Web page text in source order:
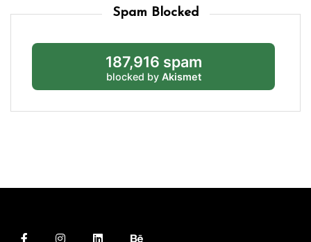
Spam Blocked
187,916 spam
blocked by Akismet